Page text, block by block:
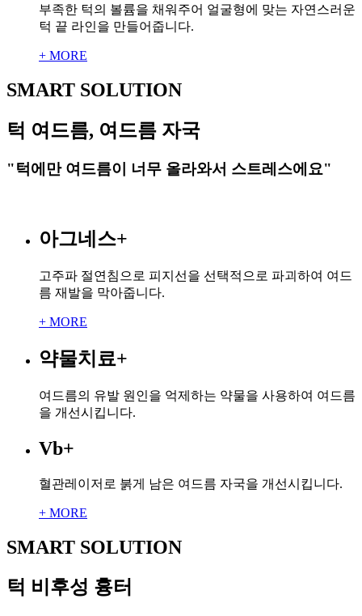
부족한 턱의 볼륨을 채워주어 얼굴형에 맞는 자연스러운
턱 끝 라인을 만들어줍니다.
+ MORE
SMART SOLUTION
턱 여드름, 여드름 자국
"턱에만 여드름이 너무 올라와서 스트레스에요"
아그네스+
고주파 절연침으로 피지선을 선택적으로 파괴하여 여드
름 재발을 막아줍니다.
+ MORE
약물치료+
여드름의 유발 원인을 억제하는 약물을 사용하여 여드름
을 개선시킵니다.
Vb+
혈관레이저로 붉게 남은 여드름 자국을 개선시킵니다.
+ MORE
SMART SOLUTION
턱 비후성 흉터